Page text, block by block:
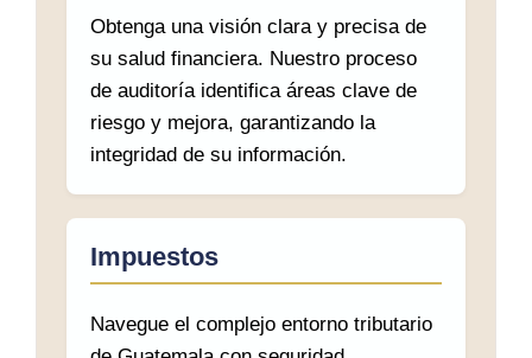
Obtenga una visión clara y precisa de
su salud financiera. Nuestro proceso
de auditoría identifica áreas clave de
riesgo y mejora, garantizando la
integridad de su información.
Impuestos
Navegue el complejo entorno tributario